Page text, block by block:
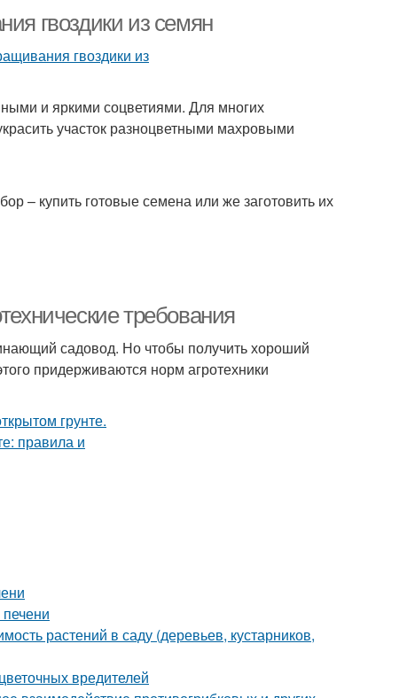
гвоздики из семян
и яркими соцветиями. Для многих
участок разноцветными махровыми
– купить готовые семена или же заготовить их
требования
садовод. Но чтобы получить хороший
придерживаются норм агротехники
растений в саду (деревьев, кустарников,
вредителей